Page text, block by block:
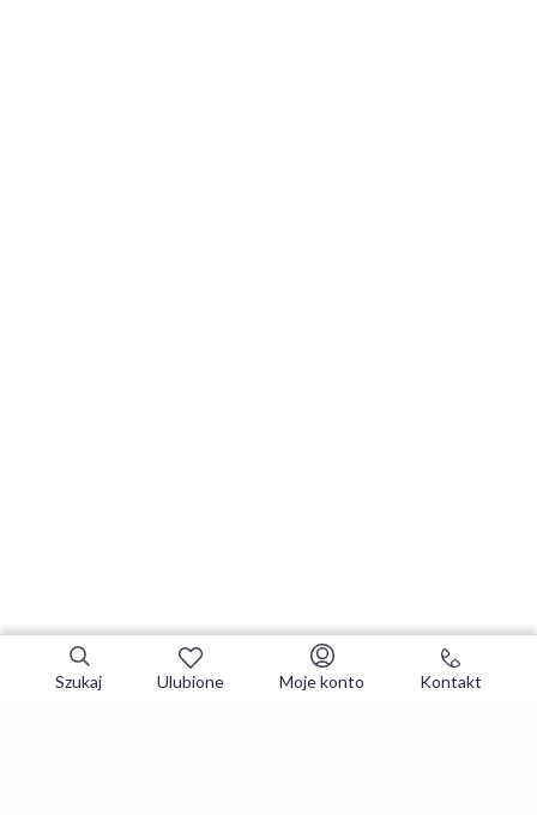
Szukaj Ulubione Moje konto Kontakt